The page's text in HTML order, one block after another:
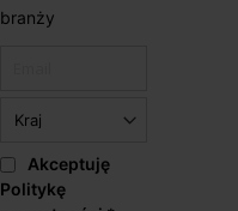
branży
Akceptuję
Politykę